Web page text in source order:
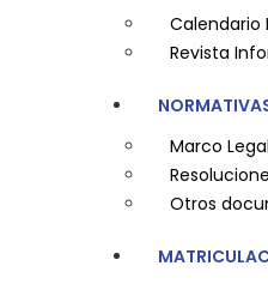
Calendario
Revista
Marco Legal
Otros